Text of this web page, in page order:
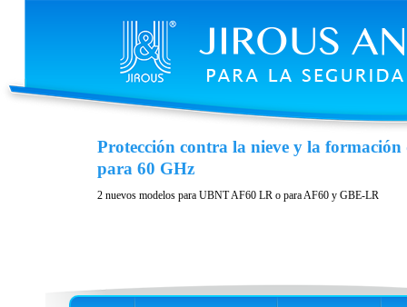
Protección contra la nieve y la formación
para LHG
Cubierta para Mikrotik LGH 60 GHz, 5GHz, 2.4 GHz
Protección contra la nieve y la formación
para 60 GHz
2 nuevos modelos para UBNT AF60 LR o para AF60 y GBE-LR